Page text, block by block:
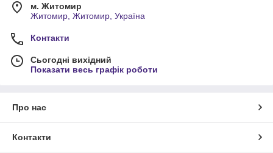
м. Житомир
Житомир, Житомир, Україна
Контакти
Сьогодні вихідний
Показати весь графік роботи
Про нас
Контакти